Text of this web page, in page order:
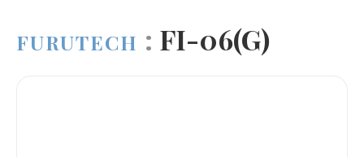
FURUTECH : FI-06(G)